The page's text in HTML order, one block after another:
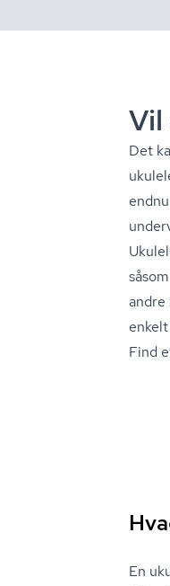
Det
andre
Find
En